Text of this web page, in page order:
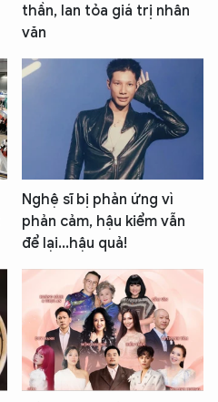
thần, lan tỏa giá trị nhân
văn
Nghệ sĩ bị phản ứng vì
phản cảm, hậu kiểm vẫn
để lại...hậu quả!